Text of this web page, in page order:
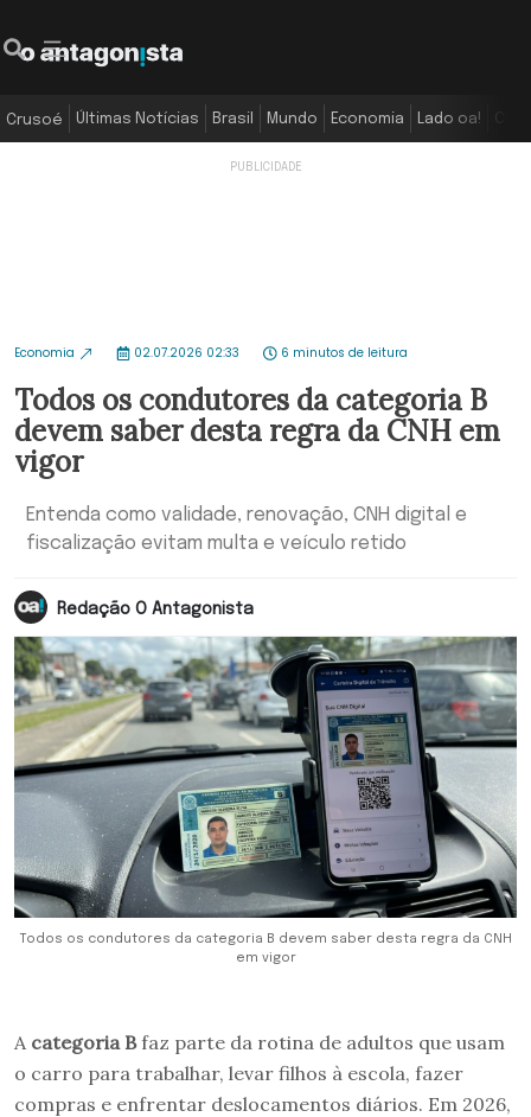
Crusoé Últimas Notícias Brasil Mundo Economia Lado oa!
Economia 02.07.2026 02:33 6 minutos de leitura
Todos os condutores da categoria B
devem saber desta regra da CNH em
vigor
Entenda como validade, renovação, CNH digital e
fiscalização evitam multa e veículo retido
Redação O Antagonista
Todos os condutores da categoria B devem saber desta regra da CNH
em vigor
A categoria Bfaz parte da rotina de adultos que usam
o carro para trabalhar, levar filhos à escola, fazer
compras e enfrentar deslocamentos diários. Em 2026,